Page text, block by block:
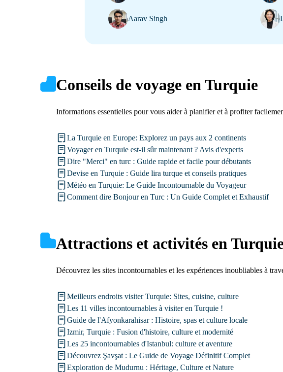
Aarav Singh
Conseils de voyage en Turquie
Informations essentielles pour vous aider à planifier et à profiter
La Turquie en Europe: Explorez un pays aux 2 continents
Voyager en Turquie est-il sûr maintenant ? Avis d'experts
Dire "Merci" en turc : Guide rapide et facile pour débutants
Devise en Turquie : Guide lira turque et conseils pratiques
Météo en Turquie: Le Guide Incontournable du Voyageur
Comment dire Bonjour en Turc : Un Guide Complet et Exhaustif
Attractions et activités en
Découvrez les sites incontournables et les expériences inoubliables à
Meilleurs endroits visiter Turquie: Sites, cuisine, culture
Les 11 villes incontournables à visiter en Turquie !
Guide de l'Afyonkarahisar : Histoire, spas et culture locale
Izmir, Turquie : Fusion d'histoire, culture et modernité
Les 25 incontournables d'Istanbul: culture et aventure
Découvrez Şavşat : Le Guide de Voyage Définitif Complet
Exploration de Mudurnu : Héritage, Culture et Nature